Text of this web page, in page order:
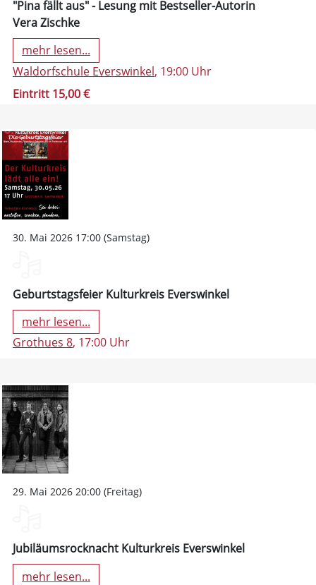
"Pina fällt aus" - Lesung mit Bestseller-Autorin
Vera Zischke
mehr lesen...
Waldorfschule Everswinkel, 19:00 Uhr
Eintritt 15,00 €
30. Mai 2026 17:00 (Samstag)
Geburtstagsfeier Kulturkreis Everswinkel
mehr lesen...
Grothues 8, 17:00 Uhr
29. Mai 2026 20:00 (Freitag)
Jubiläumsrocknacht Kulturkreis Everswinkel
mehr lesen...